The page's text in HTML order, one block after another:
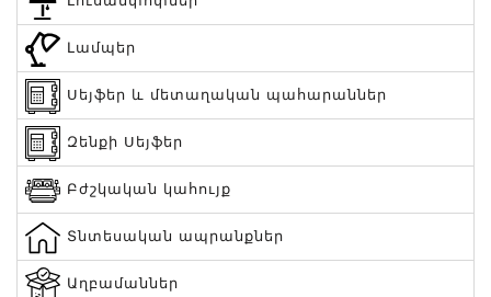
Լամպեր
Սեյֆեր և մետաղական պահարաններ
Զենքի Սեյֆեր
Բժշկական կահույք
Տնտեսական ապրանքներ
Աղբամաններ